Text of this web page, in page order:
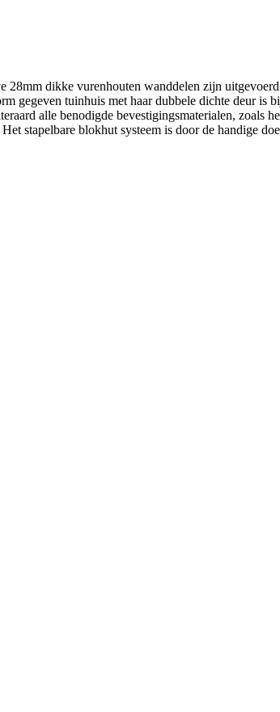
dikke vurenhouten wanddelen zijn
gegeven tuinhuis met haar dubbele dichte deur
alle benodigde bevestigingsmaterialen, zoals
stapelbare blokhut systeem is door de handige